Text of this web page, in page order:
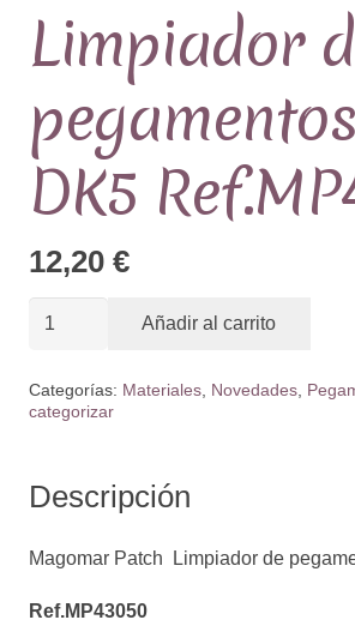
Limpiador
DK5
12,20 €
Limpiador
pegamentos
ODÍF
Ref.MP43050
cantidad
Añadir al carrito
Categorías: Materiales, Novedades,
categorizar
Descripción
Magomar Patch Limpiador de
Ref.MP43050